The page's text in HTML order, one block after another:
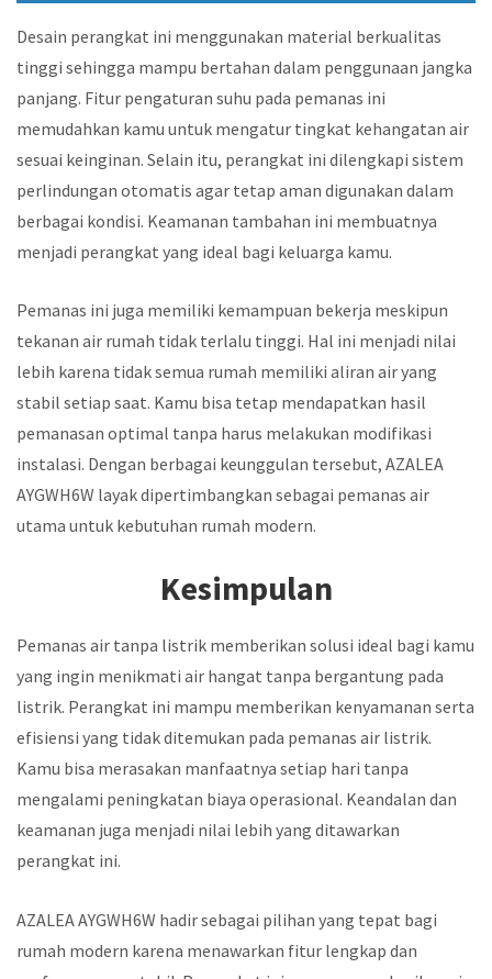
Desain perangkat ini menggunakan material berkualitas
tinggi sehingga mampu bertahan dalam penggunaan jangka
panjang. Fitur pengaturan suhu pada pemanas ini
memudahkan kamu untuk mengatur tingkat kehangatan air
sesuai keinginan. Selain itu, perangkat ini dilengkapi sistem
perlindungan otomatis agar tetap aman digunakan dalam
berbagai kondisi. Keamanan tambahan ini membuatnya
menjadi perangkat yang ideal bagi keluarga kamu.
Pemanas ini juga memiliki kemampuan bekerja meskipun
tekanan air rumah tidak terlalu tinggi. Hal ini menjadi nilai
lebih karena tidak semua rumah memiliki aliran air yang
stabil setiap saat. Kamu bisa tetap mendapatkan hasil
pemanasan optimal tanpa harus melakukan modifikasi
instalasi. Dengan berbagai keunggulan tersebut, AZALEA
AYGWH6W layak dipertimbangkan sebagai pemanas air
utama untuk kebutuhan rumah modern.
Kesimpulan
Pemanas air tanpa listrik memberikan solusi ideal bagi kamu
yang ingin menikmati air hangat tanpa bergantung pada
listrik. Perangkat ini mampu memberikan kenyamanan serta
efisiensi yang tidak ditemukan pada pemanas air listrik.
Kamu bisa merasakan manfaatnya setiap hari tanpa
mengalami peningkatan biaya operasional. Keandalan dan
keamanan juga menjadi nilai lebih yang ditawarkan
perangkat ini.
AZALEA AYGWH6W hadir sebagai pilihan yang tepat bagi
rumah modern karena menawarkan fitur lengkap dan